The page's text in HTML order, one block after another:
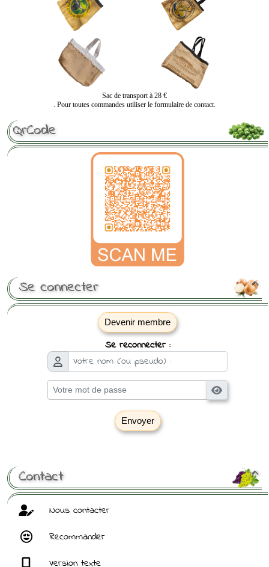
Sac de transport à 28 €
. Pour toutes commandes utiliser le formulaire de contact.
QrCode

Se connecter
Devenir membre
Se reconnecter :
Envoyer

Contact
Nous contacter
Recommander
Version texte